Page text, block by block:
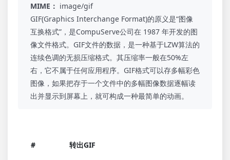
MIME： image/gif
GIF(Graphics Interchange Format)的原义是“图像
互换格式”，是CompuServe公司在 1987 年开发的图
像文件格式。GIF文件的数据，是一种基于LZW算法的
连续色调的无损压缩格式。其压缩率一般在50%左
右，它不属于任何应用程序。GIF格式可以存多幅彩色
图像，如果把存于一个文件中的多幅图像数据逐幅读
出并显示到屏幕上，就可构成一种最简单的动画。
# 转出GIF